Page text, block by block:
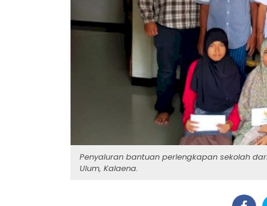
Penyaluran bantuan perlengkapan sekolah
Ulum, Kalaena.